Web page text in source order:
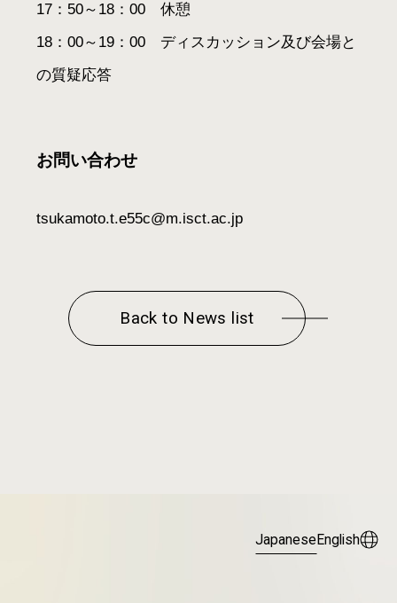
17：50～18：00 休憩
18：00～19：00 ディスカッション及び会場と
の質疑応答
お問い合わせ
tsukamoto.t.e55c@m.isct.ac.jp
Back to News list
JapaneseEnglish